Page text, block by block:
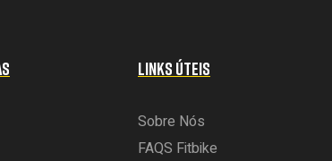
LINKS ÚTEIS
Sobre Nós
FAQS Fitbike